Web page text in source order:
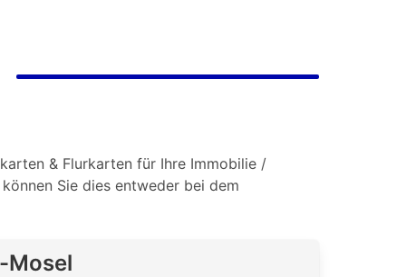
& Flurkarten für Ihre Immobilie /
Sie dies entweder bei dem
Mosel